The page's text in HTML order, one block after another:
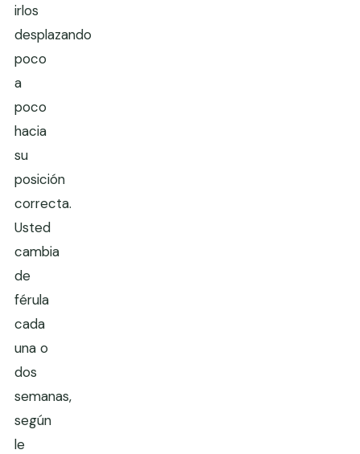
irlos
desplazando
poco
a
poco
hacia
su
posición
correcta.
Usted
cambia
de
férula
cada
una o
dos
semanas,
según
le